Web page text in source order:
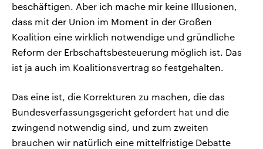
beschäftigen. Aber ich mache mir keine Illusionen,
dass mit der Union im Moment in der Großen
Koalition eine wirklich notwendige und gründliche
Reform der Erbschaftsbesteuerung möglich ist. Das
ist ja auch im Koalitionsvertrag so festgehalten.
Das eine ist, die Korrekturen zu machen, die das
Bundesverfassungsgericht gefordert hat und die
zwingend notwendig sind, und zum zweiten
brauchen wir natürlich eine mittelfristige Debatte